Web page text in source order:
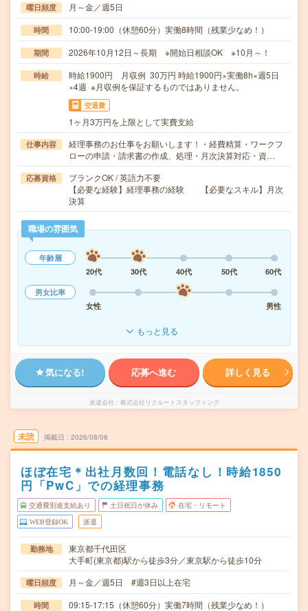
曜日頻度 月～金／週5日
時間 10:00-19:00（休憩60分）実働8時間（残業少なめ！）
期間 2026年10月12日～長期 ※開始日相談OK ※10月～！
時給
時給1900円 月収例 30万円 時給1900円×実働8h×週5日
×4週 ※月収例を保証するものではありません。
交通費
1ヶ月3万円を上限として実費支給
仕事内容
経理事務のお仕事をお願いします！・経費精算・ワークフ
ローの申請・請求書の作成、処理・月次決算対応・資…
応募資格
ブランクOK / 英語力不要
【必要な経験】経理事務の経験 【必要なスキル】月次
決算
職場の雰囲気
年齢層
20代
30代 40代 50代
60代
男女比率
女性
男性
もっと見る
気になる! 応募へ進む 詳しく見る
派遣会社 株式会社リクルートスタッフィング
未読 掲載日 2026/08/08
ほぼ在宅＊出社月数回！電話なし！時給1850
円「PwC」での経理事務
交通費別途支給あり 土日祝日が休み 在宅・リモート
WEB登録OK 派遣
勤務地
東京都千代田区
大手町(東京都)駅から徒歩3分／東京駅から徒歩10分
曜日頻度 月～金／週5日 #週3日以上在宅
時間 09:15-17:15（休憩60分）実働7時間（残業少なめ！）